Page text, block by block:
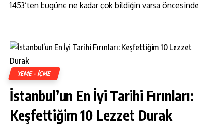
1453’ten bugüne ne kadar çok bildiğin varsa öncesinde
YEME - İÇME
İstanbul’un En İyi Tarihi Fırınları:
Keşfettiğim 10 Lezzet Durak